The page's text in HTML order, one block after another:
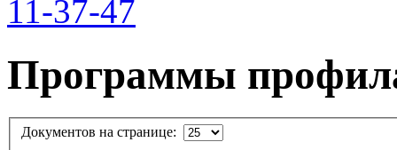
Программы
Документов на странице: